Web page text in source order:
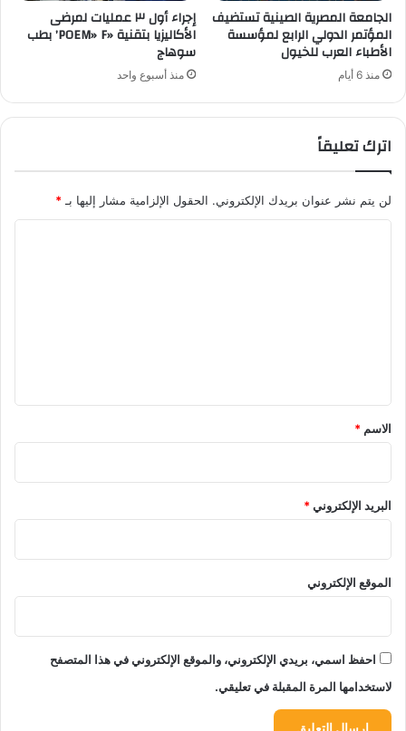
الجامعة المصرية الصينية تستضيف
المؤتمر الدولي الرابع لمؤسسة
الأطباء العرب للخيول
منذ 6 أيام
إجراء أول ٣ عمليات لمرضى
الأكاليزيا بتقنية «POEM» F’ بطب
سوهاج
منذ أسبوع واحد
اترك تعليقاً
لن يتم نشر عنوان بريدك الإلكتروني. الحقول الإلزامية مشار إليها بـ *
*
الاسم *
البريد الإلكتروني*
الموقع الإلكتروني
احفظ اسمي، بريدي الإلكتروني، والموقع الإلكتروني في هذا المتصفح
لاستخدامها المرة المقبلة في تعليقي.